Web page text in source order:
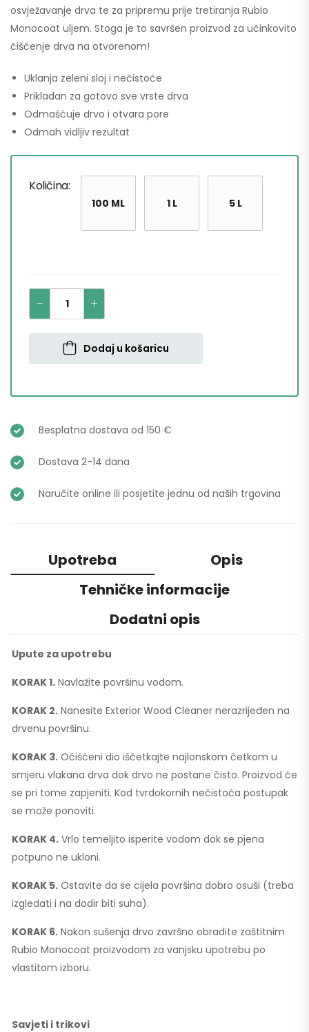
osvježavanje drva te za pripremu prije tretiranja Rubio
Monocoat uljem. Stoga je to savršen proizvod za učinkovito
čišćenje drva na otvorenom!
Uklanja zeleni sloj i nečistoće
Prikladan za gotovo sve vrste drva
Odmašćuje drvo i otvara pore
Odmah vidljiv rezultat
Količina
100 ML 1 L 5 L
Dodaj u košaricu
Besplatna dostava od 150 €
Dostava 2-14 dana
Naručite online ili posjetite jednu od naših trgovina
Upotreba
Opis
Tehničke informacije
Dodatni opis
Upute za upotrebu
KORAK 1. Navlažite površinu vodom.
KORAK 2. Nanesite Exterior Wood Cleaner nerazrijeđen na
drvenu površinu.
KORAK 3. Očišćeni dio iščetkajte najlonskom četkom u
smjeru vlakana drva dok drvo ne postane čisto. Proizvod će
se pri tome zapjeniti. Kod tvrdokornih nečistoća postupak
se može ponoviti.
KORAK 4. Vrlo temeljito isperite vodom dok se pjena
potpuno ne ukloni.
KORAK 5. Ostavite da se cijela površina dobro osuši (treba
izgledati i na dodir biti suha).
KORAK 6. Nakon sušenja drvo završno obradite zaštitnim
Rubio Monocoat proizvodom za vanjsku upotrebu po
vlastitom izboru.
Savjeti i trikovi